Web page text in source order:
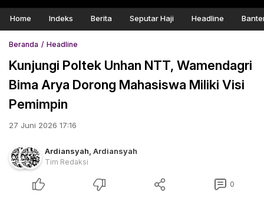
Home Indeks Berita Seputar Haji Headline
Beranda Headline
Kunjungi Poltek Unhan NTT, Wamendagri
Bima Arya Dorong Mahasiswa Miliki Visi
Pemimpin
27 Juni 2026 17:16
Ardiansyah Ardiansyah
Tim Redaksi
0